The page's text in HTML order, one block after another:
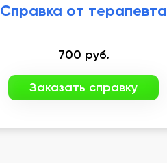
Справка от терапевта
700 руб.
Заказать справку